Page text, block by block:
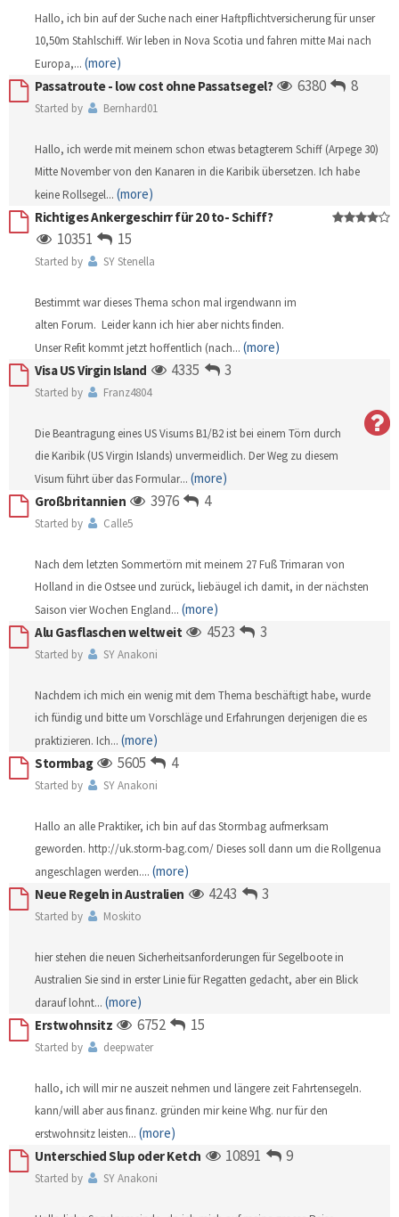
Hallo, ich bin auf der Suche nach einer Haftpflichtversicherung für unser
10,50m Stahlschiff. Wir leben in Nova Scotia und fahren mitte Mai nach
Europa,... (more)
Passatroute - low cost ohne Passatsegel?
6380 8
Started by Bernhard01
Hallo, ich werde mit meinem schon etwas betagterem Schiff (Arpege 30)
Mitte November von den Kanaren in die Karibik übersetzen. Ich habe
keine Rollsegel... (more)
Richtiges Ankergeschirr für 20 to- Schiff?
10351 15
Started by SY Stenella
Bestimmt war dieses Thema schon mal irgendwann im
alten Forum. Leider kann ich hier aber nichts finden.
Unser Refit kommt jetzt hoffentlich (nach... (more)
Visa US Virgin Island
4335 3
Started by Franz4804
Die Beantragung eines US Visums B1/B2 ist bei einem Törn durch
die Karibik (US Virgin Islands) unvermeidlich. Der Weg zu diesem
Visum führt über das Formular... (more)
Großbritannien
3976 4
Started by Calle5
Nach dem letzten Sommertörn mit meinem 27 Fuß Trimaran von
Holland in die Ostsee und zurück, liebäugel ich damit, in der nächsten
Saison vier Wochen England... (more)
Alu Gasflaschen weltweit
4523 3
Started by SY Anakoni
Nachdem ich mich ein wenig mit dem Thema beschäftigt habe, wurde
ich fündig und bitte um Vorschläge und Erfahrungen derjenigen die es
praktizieren. Ich... (more)
Stormbag
5605 4
Started by SY Anakoni
Hallo an alle Praktiker, ich bin auf das Stormbag aufmerksam
geworden. http://uk.storm-bag.com/ Dieses soll dann um die Rollgenua
angeschlagen werden.... (more)
Neue Regeln in Australien
4243 3
Started by Moskito
hier stehen die neuen Sicherheitsanforderungen für Segelboote in
Australien Sie sind in erster Linie für Regatten gedacht, aber ein Blick
darauf lohnt... (more)
Erstwohnsitz
6752 15
Started by deepwater
hallo, ich will mir ne auszeit nehmen und längere zeit Fahrtensegeln.
kann/will aber aus finanz. gründen mir keine Whg. nur für den
erstwohnsitz leisten... (more)
Unterschied Slup oder Ketch
10891 9
Started by SY Anakoni